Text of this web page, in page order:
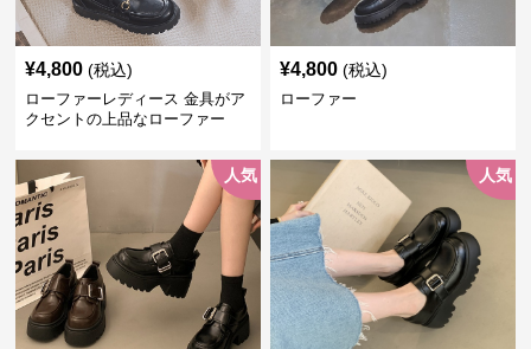
¥4,800 (税込)
ローファーレディース 金具がア
クセントの上品なローファー
¥4,800 (税込)
ローファー
人気 人気